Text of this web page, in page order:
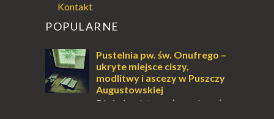
Kontakt
POPULARNE
Pustelnia pw. św. Onufrego –
ukryte miejsce ciszy,
modlitwy i ascezy w Puszczy
Augustowskiej
Dla jednych to może wydawać